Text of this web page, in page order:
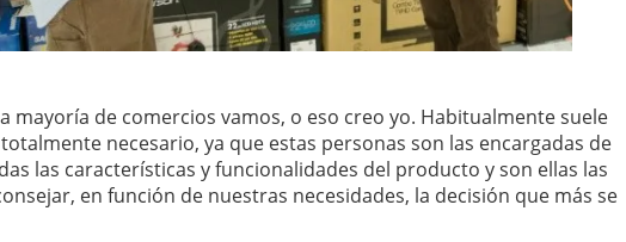
mayoría de comercios vamos, o eso creo yo. Habitualmente suele
necesario, ya que estas personas son las encargadas de
las características y funcionalidades del producto y son ellas las
en función de nuestras necesidades, la decisión que más se